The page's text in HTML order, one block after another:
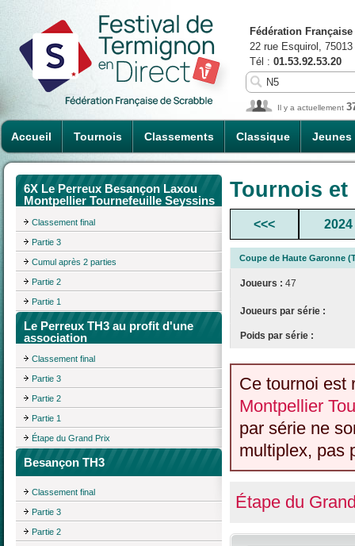
Accueil Tournois Classements Classique Jeunes
Fédération
22 rue Esquirol,
Tél : 01.53.92.53.20
Il y a actuellement
6X Le Perreux Besançon Laxou
Montpellier Tournefeuille Seyssins
Classement final
Partie 3
Cumul après 2 parties
Partie 2
Partie 1
Le Perreux TH3 au profit d'une
association
Classement final
Partie 3
Partie 2
Partie 1
Étape du Grand Prix
Besançon TH3
Classement final
Partie 3
Partie 2
Tournois
<<< 2024
Coupe de Haute Garonne
Joueurs : 47
Joueurs par série :
Poids par série :
Ce tournoi est
Montpellier
par série ne
multiplex, pas
Étape du